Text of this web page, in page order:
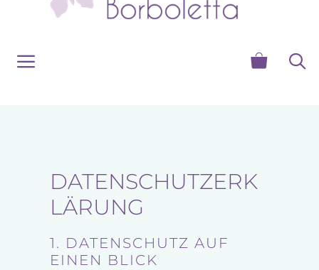
DATENSCHUTZERK
LÄRUNG
1. DATENSCHUTZ AUF
EINEN BLICK